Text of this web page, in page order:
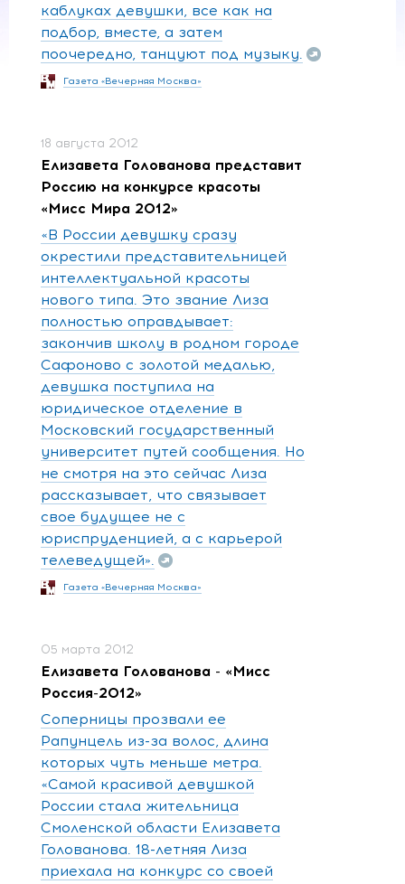
каблуках девушки, все как на
подбор, вместе, а затем
поочередно, танцуют под музыку.
Газета «Вечерняя Москва»
18 августа 2012
Елизавета Голованова представит
Россию на конкурсе красоты
«Мисс Мира 2012»
«В России девушку сразу
окрестили представительницей
интеллектуальной красоты
нового типа. Это звание Лиза
полностью оправдывает:
закончив школу в родном городе
Сафоново с золотой медалью,
девушка поступила на
юридическое отделение в
Московский государственный
университет путей сообщения. Но
не смотря на это сейчас Лиза
рассказывает, что связывает
свое будущее не с
юриспруденцией, а с карьерой
телеведущей».
Газета «Вечерняя Москва»
05 марта 2012
Елизавета Голованова - «Мисс
Россия-2012»
Соперницы прозвали ее
Рапунцель из-за волос, длина
которых чуть меньше метра.
«Самой красивой девушкой
России стала жительница
Смоленской области Елизавета
Голованова. 18-летняя Лиза
приехала на конкурс со своей